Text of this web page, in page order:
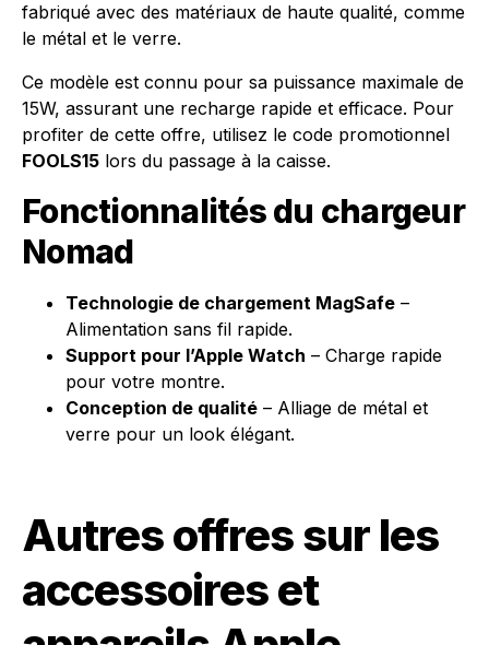
fabriqué avec des matériaux de haute qualité, comme
le métal et le verre.
Ce modèle est connu pour sa puissance maximale de
15W, assurant une recharge rapide et efficace. Pour
profiter de cette offre, utilisez le code promotionnel
FOOLS15 lors du passage à la caisse.
Fonctionnalités du chargeur
Nomad
Technologie de chargement MagSafe –
Alimentation sans fil rapide.
Support pour l’Apple Watch – Charge rapide
pour votre montre.
Conception de qualité – Alliage de métal et
verre pour un look élégant.
Autres offres sur les
accessoires et